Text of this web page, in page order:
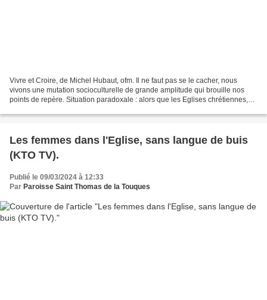
Vivre et Croire, de Michel Hubaut, ofm. Il ne faut pas se le cacher, nous
vivons une mutation socioculturelle de grande amplitude qui brouille nos
points de repère. Situation paradoxale : alors que les Eglises chrétiennes,
Les femmes dans l'Eglise, sans langue de buis
(KTO TV).
Publié le 09/03/2024 à 12:33
Par Paroisse Saint Thomas de la Touques